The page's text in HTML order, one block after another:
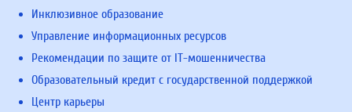
Инклюзивное образование
Управление информационных ресурсов
Рекомендации по защите от IT-мошенничества
Образовательный кредит с государственной поддержкой
Центр карьеры